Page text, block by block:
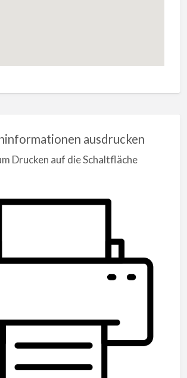
ausdrucken
Drucken auf die Schaltfläche